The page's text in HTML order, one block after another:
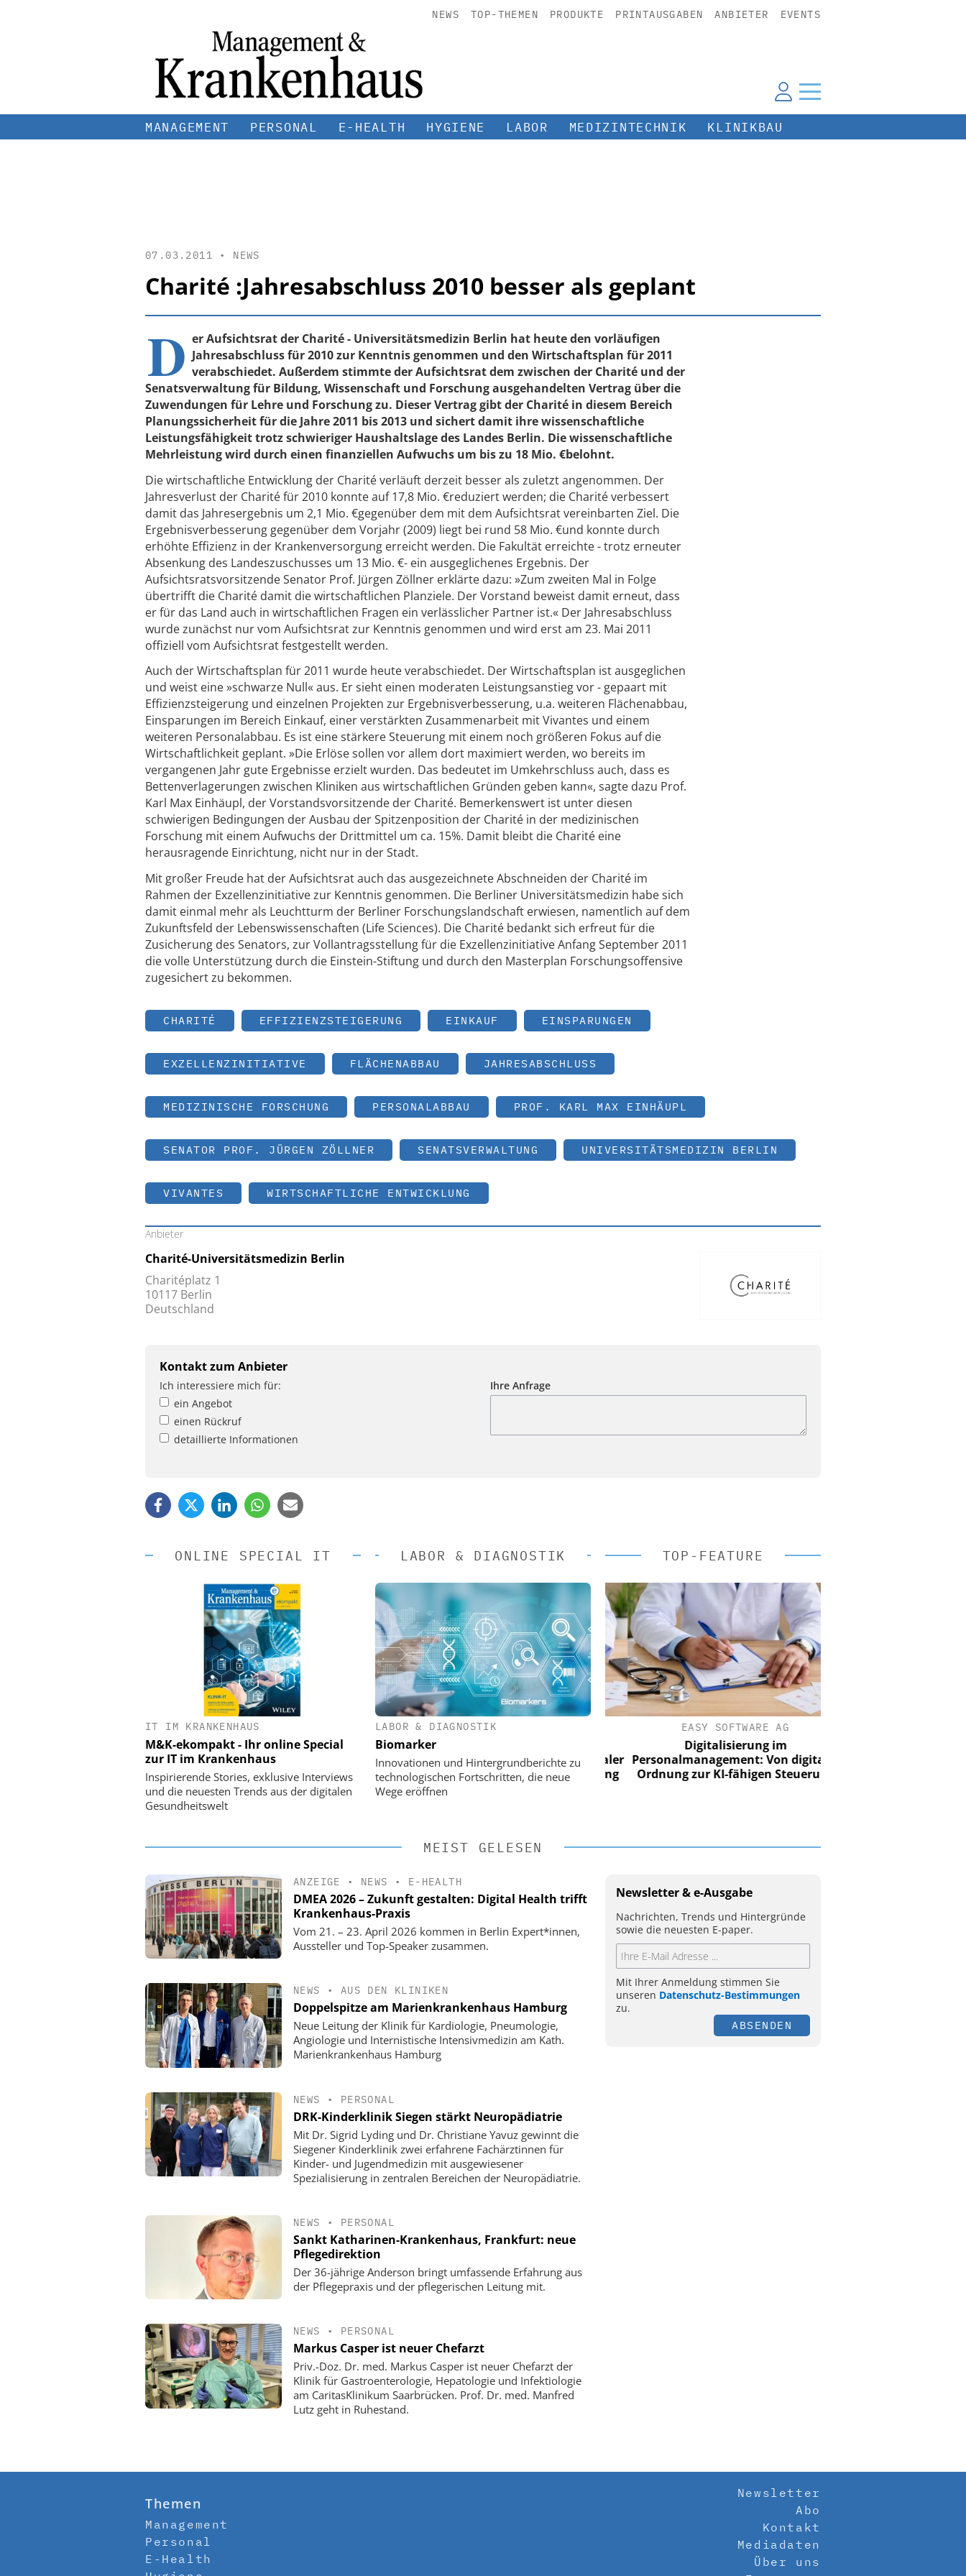
NEWS TOP-THEMEN PRODUKTE PRINTAUSGABEN ANBIETER EVENTS
MANAGEMENT PERSONAL E-HEALTH HYGIENE LABOR MEDIZINTECHNIK KLINIKBAU
07.03.2011 • NEWS
Charité :Jahresabschluss 2010 besser als geplant
D er Aufsichtsrat der Charité - Universitätsmedizin Berlin hat heute den vorläufigen
Jahresabschluss für 2010 zur Kenntnis genommen und den Wirtschaftsplan für 2011
verabschiedet. Außerdem stimmte der Aufsichtsrat dem zwischen der Charité und der
Senatsverwaltung für Bildung, Wissenschaft und Forschung ausgehandelten Vertrag über die
Zuwendungen für Lehre und Forschung zu. Dieser Vertrag gibt der Charité in diesem Bereich
Planungssicherheit für die Jahre 2011 bis 2013 und sichert damit ihre wissenschaftliche
Leistungsfähigkeit trotz schwieriger Haushaltslage des Landes Berlin. Die wissenschaftliche
Mehrleistung wird durch einen finanziellen Aufwuchs um bis zu 18 Mio. €belohnt.
Die wirtschaftliche Entwicklung der Charité verläuft derzeit besser als zuletzt angenommen. Der
Jahresverlust der Charité für 2010 konnte auf 17,8 Mio. €reduziert werden; die Charité verbessert
damit das Jahresergebnis um 2,1 Mio. €gegenüber dem mit dem Aufsichtsrat vereinbarten Ziel. Die
Ergebnisverbesserung gegenüber dem Vorjahr (2009) liegt bei rund 58 Mio. €und konnte durch
erhöhte Effizienz in der Krankenversorgung erreicht werden. Die Fakultät erreichte - trotz erneuter
Absenkung des Landeszuschusses um 13 Mio. €- ein ausgeglichenes Ergebnis. Der
Aufsichtsratsvorsitzende Senator Prof. Jürgen Zöllner erklärte dazu: »Zum zweiten Mal in Folge
übertrifft die Charité damit die wirtschaftlichen Planziele. Der Vorstand beweist damit erneut, dass
er für das Land auch in wirtschaftlichen Fragen ein verlässlicher Partner ist.« Der Jahresabschluss
wurde zunächst nur vom Aufsichtsrat zur Kenntnis genommen und wird erst am 23. Mai 2011
offiziell vom Aufsichtsrat festgestellt werden.
Auch der Wirtschaftsplan für 2011 wurde heute verabschiedet. Der Wirtschaftsplan ist ausgeglichen
und weist eine »schwarze Null« aus. Er sieht einen moderaten Leistungsanstieg vor - gepaart mit
Effizienzsteigerung und einzelnen Projekten zur Ergebnisverbesserung, u.a. weiteren Flächenabbau,
Einsparungen im Bereich Einkauf, einer verstärkten Zusammenarbeit mit Vivantes und einem
weiteren Personalabbau. Es ist eine stärkere Steuerung mit einem noch größeren Fokus auf die
Wirtschaftlichkeit geplant. »Die Erlöse sollen vor allem dort maximiert werden, wo bereits im
vergangenen Jahr gute Ergebnisse erzielt wurden. Das bedeutet im Umkehrschluss auch, dass es
Bettenverlagerungen zwischen Kliniken aus wirtschaftlichen Gründen geben kann«, sagte dazu Prof.
Karl Max Einhäupl, der Vorstandsvorsitzende der Charité. Bemerkenswert ist unter diesen
schwierigen Bedingungen der Ausbau der Spitzenposition der Charité in der medizinischen
Forschung mit einem Aufwuchs der Drittmittel um ca. 15%. Damit bleibt die Charité eine
herausragende Einrichtung, nicht nur in der Stadt.
Mit großer Freude hat der Aufsichtsrat auch das ausgezeichnete Abschneiden der Charité im
Rahmen der Exzellenzinitiative zur Kenntnis genommen. Die Berliner Universitätsmedizin habe sich
damit einmal mehr als Leuchtturm der Berliner Forschungslandschaft erwiesen, namentlich auf dem
Zukunftsfeld der Lebenswissenschaften (Life Sciences). Die Charité bedankt sich erfreut für die
Zusicherung des Senators, zur Vollantragsstellung für die Exzellenzinitiative Anfang September 2011
die volle Unterstützung durch die Einstein-Stiftung und durch den Masterplan Forschungsoffensive
zugesichert zu bekommen.
CHARITÉ EFFIZIENZSTEIGERUNG EINKAUF EINSPARUNGEN
EXZELLENZINITIATIVE FLÄCHENABBAU JAHRESABSCHLUSS
MEDIZINISCHE FORSCHUNG PERSONALABBAU PROF. KARL MAX EINHÄUPL
SENATOR PROF. JÜRGEN ZÖLLNER SENATSVERWALTUNG UNIVERSITÄTSMEDIZIN BERLIN
VIVANTES WIRTSCHAFTLICHE ENTWICKLUNG
Anbieter
Charité-Universitätsmedizin Berlin
Charitéplatz 1
10117 Berlin
Deutschland
Kontakt zum Anbieter
Ich interessiere mich für:
ein Angebot
einen Rückruf
detaillierte Informationen
Ihre Anfrage
ONLINE SPECIAL IT
IT IM KRANKENHAUS
M&K-ekompakt - Ihr online Special
zur IT im Krankenhaus
Inspirierende Stories, exklusive Interviews
und die neuesten Trends aus der digitalen
Gesundheitswelt
LABOR & DIAGNOSTIK
LABOR & DIAGNOSTIK
Biomarker
Innovationen und Hintergrundberichte zu
technologischen Fortschritten, die neue
Wege eröffnen
TOP-FEATURE
EASY SOFTWARE AG
Digitalisierung im
Personalmanagement: Von digitaler
Ordnung zur KI-fähigen Steuerung
EASY SOFTWARE AG
Personalmanagement: Von digitaler
Ordnung zur KI-fähigen Steuerung
EASY SOFTWARE AG
Digitalisierung im
Personalmanagement: Von digitaler
Ordnung zur KI-fähigen Steuerung
MEIST GELESEN
ANZEIGE • NEWS • E-HEALTH
DMEA 2026 – Zukunft gestalten: Digital Health trifft
Krankenhaus-Praxis
Vom 21. – 23. April 2026 kommen in Berlin Expert*innen,
Aussteller und Top-Speaker zusammen.
NEWS • AUS DEN KLINIKEN
Doppelspitze am Marienkrankenhaus Hamburg
Neue Leitung der Klinik für Kardiologie, Pneumologie,
Angiologie und Internistische Intensivmedizin am Kath.
Marienkrankenhaus Hamburg
NEWS • PERSONAL
DRK-Kinderklinik Siegen stärkt Neuropädiatrie
Mit Dr. Sigrid Lyding und Dr. Christiane Yavuz gewinnt die
Siegener Kinderklinik zwei erfahrene Fachärztinnen für
Kinder- und Jugendmedizin mit ausgewiesener
Spezialisierung in zentralen Bereichen der Neuropädiatrie.
NEWS • PERSONAL
Sankt Katharinen-Krankenhaus, Frankfurt: neue
Pflegedirektion
Der 36-jährige Anderson bringt umfassende Erfahrung aus
der Pflegepraxis und der pflegerischen Leitung mit.
NEWS • PERSONAL
Markus Casper ist neuer Chefarzt
Priv.-Doz. Dr. med. Markus Casper ist neuer Chefarzt der
Klinik für Gastroenterologie, Hepatologie und Infektiologie
am CaritasKlinikum Saarbrücken. Prof. Dr. med. Manfred
Lutz geht in Ruhestand.
Newsletter & e-Ausgabe
Nachrichten, Trends und Hintergründe
sowie die neuesten E-paper.
Mit Ihrer Anmeldung stimmen Sie
unseren Datenschutz-Bestimmungen
zu.
ABSENDEN
Themen
Management
Personal
E-Health
Newsletter
Abo
Kontakt
Mediadaten
Über uns